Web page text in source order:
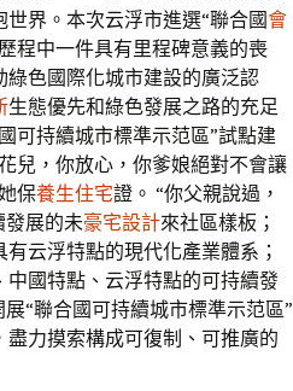
界。本次云浮市進選“聯合國會
程中一件具有里程碑意義的喪
色國際化城市建設的廣泛認
生態優先和綠色發展之路的充足
可持續城市標準示范區”試點建
兒，你放心，你爹娘絕對不會讓
保養生住宅證。 “你父親說過，
發展的未豪宅設計來社區樣板；
云浮特點的現代化產業體系；
國特點、云浮特點的可持續發
“聯合國可持續城市標準示范區”
力摸索構成可復制、可推廣的